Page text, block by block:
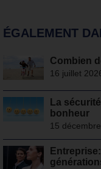
ÉGALEMENT
Combien
16 juillet
La
bonheur
15